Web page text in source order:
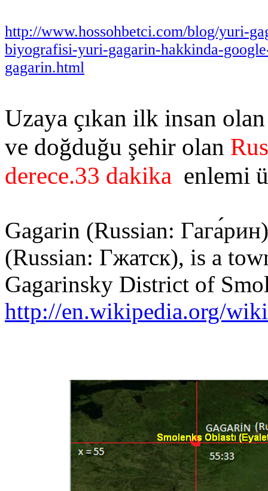
http://www.hossohbetci.com/blog/yuri-
biyografisi-yuri-gagarin-hakkinda-
gagarin.html
Uzaya çıkan ilk insan olan
ve doğduğu şehir olan
derece.33 dakika enlemi
Gagarin (Russian:
(Russian: Гжатск), is a
Gagarinsky District of
http://en.wikipedia.org/